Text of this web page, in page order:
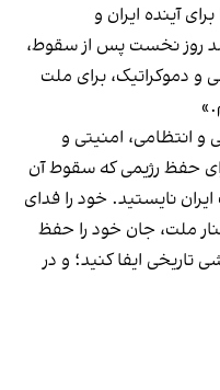
آینده ایران و
روز نخست پس از سقوط،
و دموکراتیک، برای ملت
و انتظامی، امنیتی و
حفظ رژیمی که سقوط آن
نایستید. خود را فدای
ملت، جان خود را حفظ
تاریخی ایفا کنید؛ و در